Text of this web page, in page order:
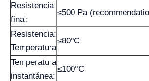
Resistencia
final:
≤500 Pa
Resistencia:
Temperatura
≤80°C
Temperatura
instantánea:
≤100°C